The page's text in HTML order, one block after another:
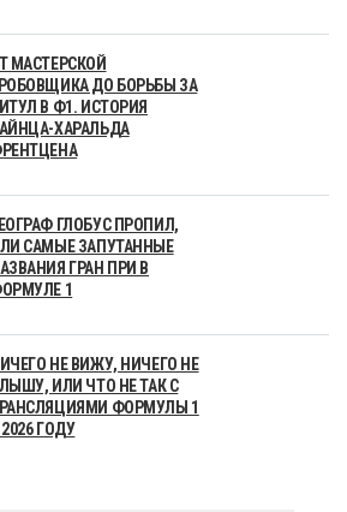
МАСТЕРСКОЙ
ДО БОРЬБЫ ЗА
В Ф1. ИСТОРИЯ
ХАРАЛЬДА
ГЛОБУС ПРОПИЛ,
САМЫЕ ЗАПУТАННЫЕ
ГРАН ПРИ В
1
НЕ ВИЖУ, НИЧЕГО НЕ
ИЛИ ЧТО НЕ ТАК С
ФОРМУЛЫ 1
2026 ГОДУ